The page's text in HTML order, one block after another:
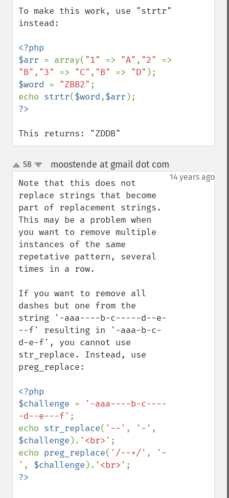
To make this work, use "strtr"
instead:
<?php
$arr = array( "1" => "A" , "2"
"B" , "3" => "C" , "B" => "D"
$word = "ZBB2" ;
echo strtr($word,$arr
This returns: "ZDDB"
up
down
58 moostende at gmail dot com
14 years ago
Note that this does not
replace strings that become
part of replacement strings.
This may be a problem when
you want to remove multiple
instances of the same
repetative pattern, several
times in a row.
If you want to remove all
dashes but one from the
string '-aaa----b-c-----d--e-
--f' resulting in '-aaa-b-c-
d-e-f', you cannot use
str_replace. Instead, use
preg_replace:
<?php
$challenge =
'-aaa----b-c----
-d--e---f' ;
echo str_replace( '--' , '-'
$challenge ). '<br>' ;
echo preg_replace( '/--+/' ,
'-
' , $challenge ). '<br>'